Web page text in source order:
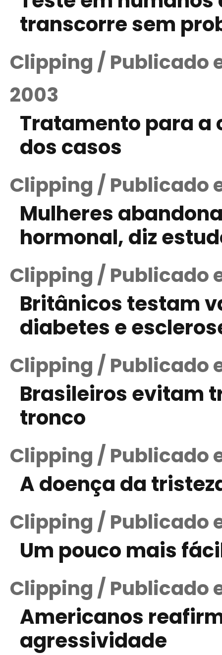
transcorre sem
Clipping / Publicado
2003
Tratamento para a
dos casos
Clipping / Publicado
Mulheres
hormonal, diz
Clipping / Publicado
Britânicos testam
diabetes e
Clipping / Publicado
Brasileiros evitam
tronco
Clipping / Publicado
A doença da
Clipping / Publicado
Um pouco mais
Clipping / Publicado
Americanos
agressividade